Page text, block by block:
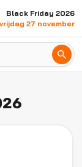
Black Friday 2026
vrijdag 27 november